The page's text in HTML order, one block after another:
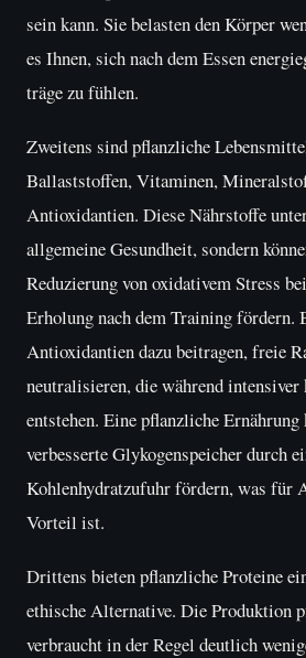
sein kann. Sie belasten den Körper
es Ihnen, sich nach dem Essen
träge zu fühlen.
Zweitens sind pflanzliche
Ballaststoffen, Vitaminen,
Antioxidantien. Diese Nährstoffe
allgemeine Gesundheit, sondern
Reduzierung von oxidativem Stress
Erholung nach dem Training fördern.
Antioxidantien dazu beitragen, freie
neutralisieren, die während
entstehen. Eine pflanzliche Ernährung
verbesserte Glykogenspeicher durch
Kohlenhydratzufuhr fördern, was für
Vorteil ist.
Drittens bieten pflanzliche Proteine
ethische Alternative. Die Produktion
verbraucht in der Regel deutlich